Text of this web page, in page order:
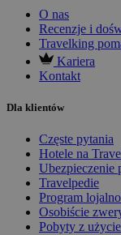
O nas
Recenzje i
Travelking
Kariera
Kontakt
Dla klientów
Częste pytania
Hotele na
Ubezpieczenie
Travelpedie
Program
Osobiście
Pobyty z